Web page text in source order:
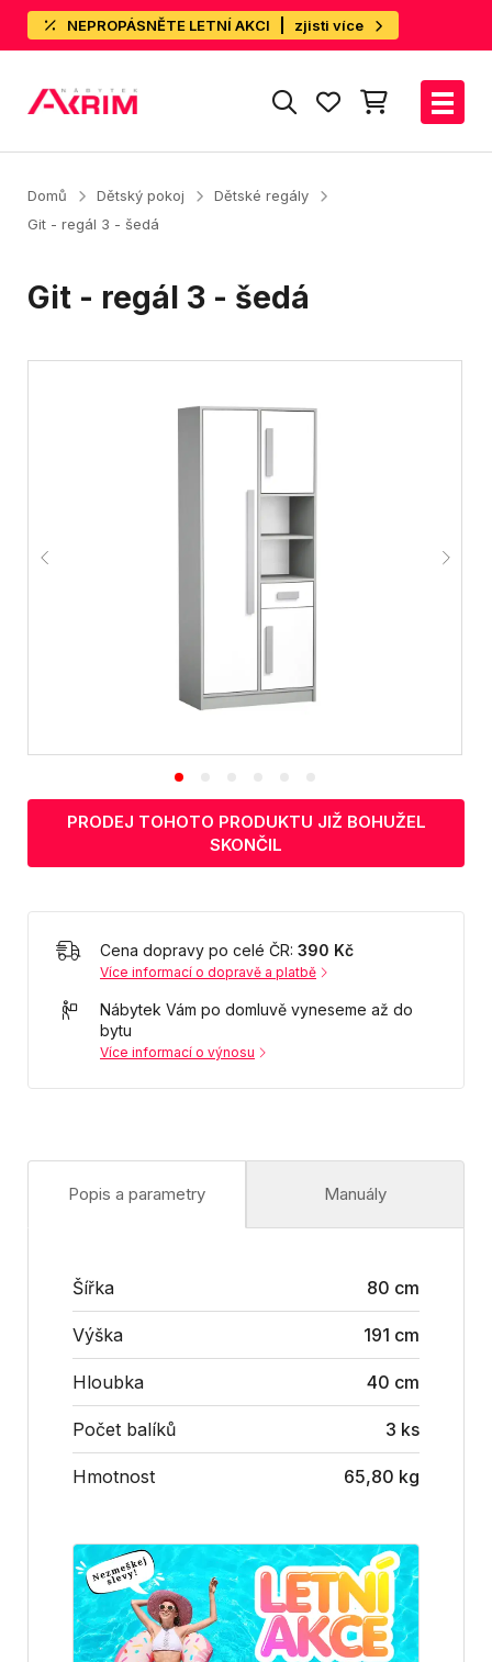
NEPROPÁSNĚTE LETNÍ AKCI zjisti více
Domů Dětský pokoj
Dětské regály
Git - regál 3 - šedá
Git - regál 3 - šedá
PRODEJ TOHOTO PRODUKTU JIŽ BOHUŽEL
SKONČIL
Cena dopravy po celé ČR: 390 Kč
Více informací o dopravě a platbě
Nábytek Vám po domluvě vyneseme až do
bytu
Více informací o výnosu
Popis a parametry Manuály
Šířka 80 cm
Výška 191 cm
Hloubka 40 cm
Počet balíků 3 ks
Hmotnost 65,80 kg